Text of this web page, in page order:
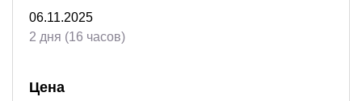
06.11.2025
2 дня (16 часов)
Цена